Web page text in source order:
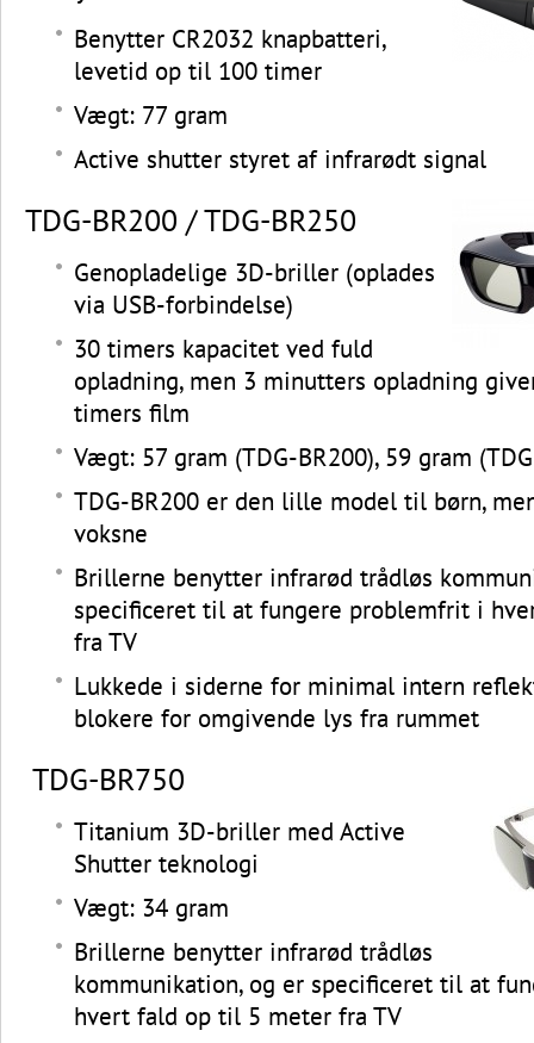
Benytter CR2032 knapbatteri,
levetid op til 100 timer
Vægt: 77 gram
Active shutter styret af infrarødt signal
TDG-BR200 / TDG-BR250
Genopladelige 3D-briller (oplades
via USB-forbindelse)
30 timers kapacitet ved fuld
opladning, men 3 minutters opladning
timers film
Vægt: 57 gram (TDG-BR200), 59 gram
TDG-BR200 er den lille model til børn,
voksne
Brillerne benytter infrarød trådløs
specificeret til at fungere problemfrit i
fra TV
Lukkede i siderne for minimal intern
blokere for omgivende lys fra rummet
TDG-BR750
Titanium 3D-briller med Active
Shutter teknologi
Vægt: 34 gram
Brillerne benytter infrarød trådløs
kommunikation, og er specificeret til at
hvert fald op til 5 meter fra TV